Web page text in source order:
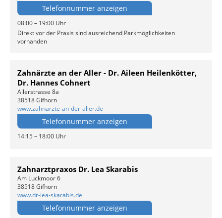
Telefonnummer anzeigen
08:00 – 19:00 Uhr
Direkt vor der Praxis sind ausreichend Parkmöglichkeiten
vorhanden
Zahnärzte an der Aller - Dr. Aileen Heilenkötter,
Dr. Hannes Cohnert
Allerstrasse 8a
38518 Gifhorn
www.zahnärzte-an-der-aller.de
Telefonnummer anzeigen
14:15 – 18:00 Uhr
Zahnarztpraxos Dr. Lea Skarabis
Am Luckmoor 6
38518 Gifhorn
www.dr-lea-skarabis.de
Telefonnummer anzeigen